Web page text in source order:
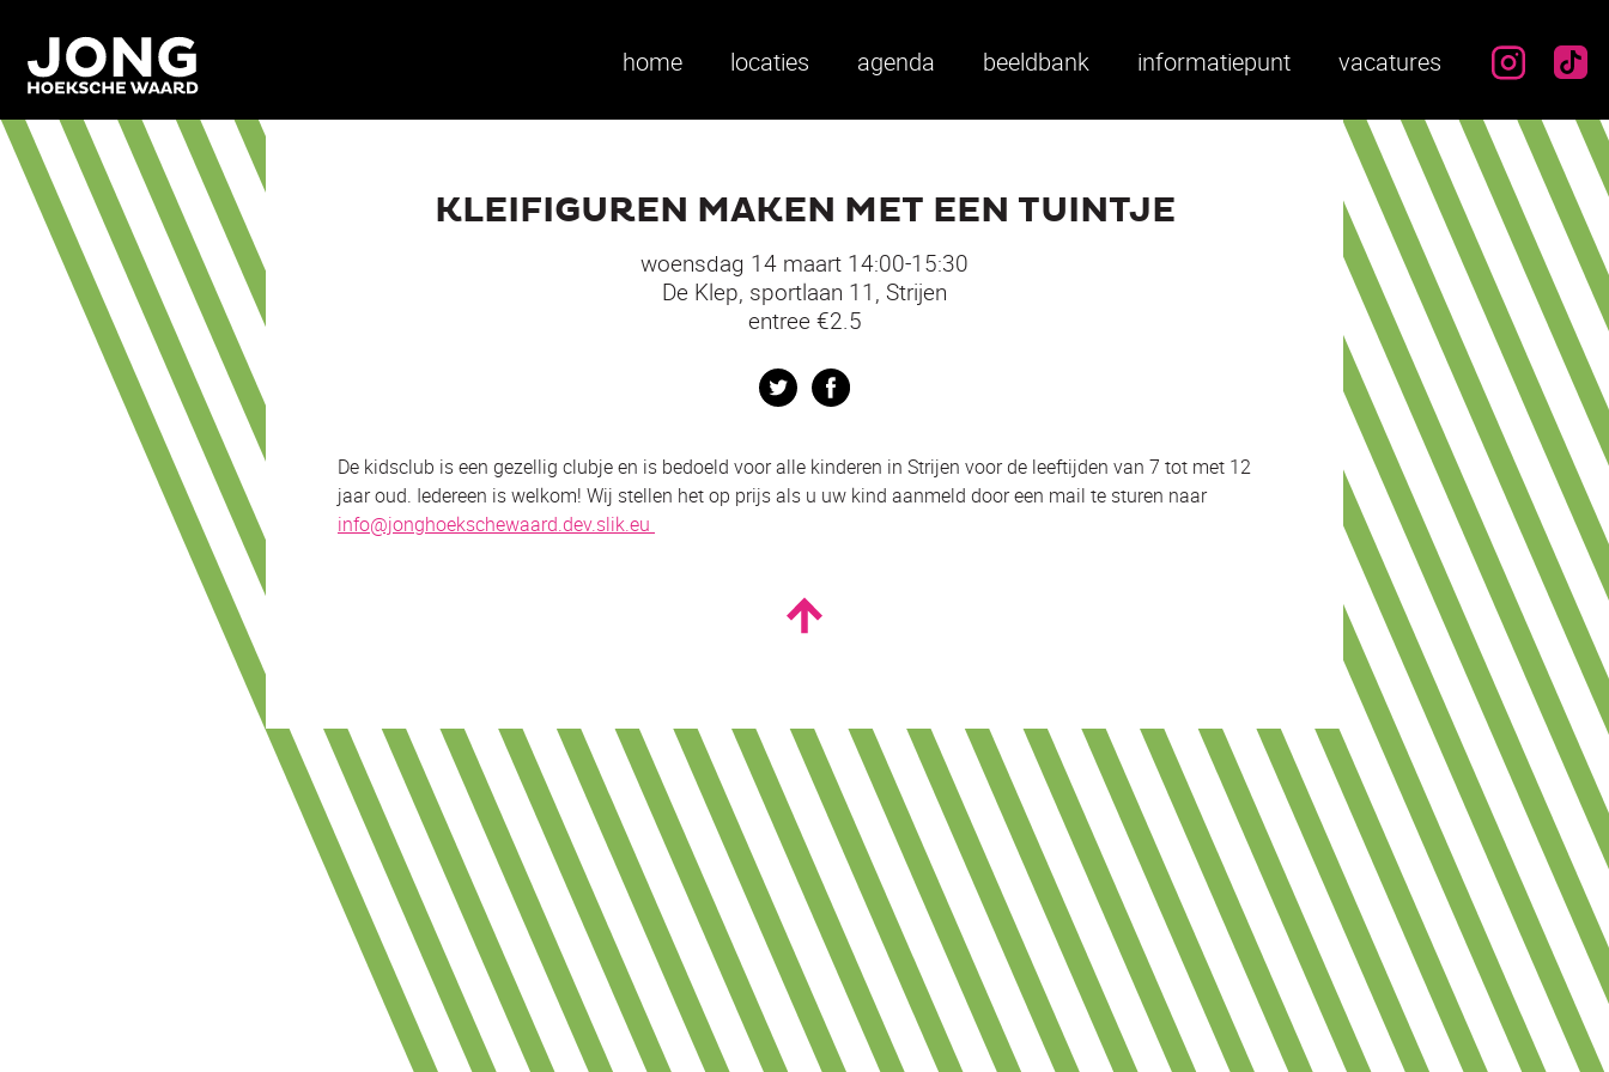
home locaties agenda beeldbank informatiepunt vacatures
KLEIFIGUREN MAKEN MET EEN TUINTJE
woensdag 14 maart 14:00-15:30
De Klep, sportlaan 11, Strijen
entree €2.5
Twitter
De kidsclub is een gezellig clubje en is bedoeld voor alle kinderen in Strijen voor de leeftijden van 7 tot met 12
jaar oud. Iedereen is welkom! Wij stellen het op prijs als u uw kind aanmeld door een mail te sturen naar
info@jonghoekschewaard.dev.slik.eu